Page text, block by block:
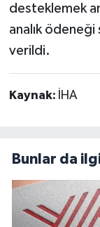
desteklemek
analık
verildi.
Kaynak: İHA
Bunlar da